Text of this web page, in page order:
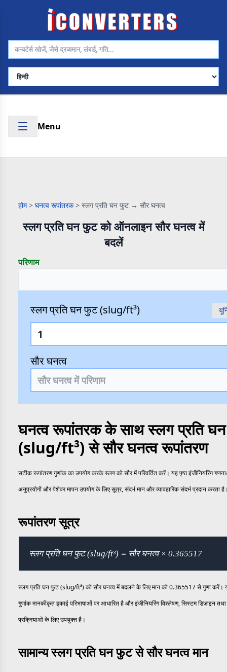
भाषा चुनें
Menu
होम > घनत्व रूपांतरक > स्लग प्रति घन फुट → सौर घनत्व
स्लग प्रति घन फुट को ऑनलाइन सौर घनत्व में
बदलें
परिणाम
स्लग प्रति घन फुट (slug/ft³)
सौर घनत्व
घनत्व रूपांतरक के साथ स्लग प्रति
(slug/ft³) से सौर घनत्व रूपांतरण
सटीक रूपांतरण गुणांक का उपयोग करके स्लग को सौर में परिवर्तित करें। यह पृष्ठ इंजीनियरिंग
अनुप्रयोगों और पेशेवर मापन उपयोग के लिए सूत्र, संदर्भ मान और व्यावहारिक संदर्भ प्रदान करता
रूपांतरण सूत्र
स्लग प्रति घन फुट (slug/ft³) = सौर घनत्व × 0.365517
स्लग प्रति घन फुट (slug/ft³) को सौर घनत्व में बदलने के लिए मान को 0.365517 से गुणा करें।
गुणांक मानकीकृत इकाई परिभाषाओं पर आधारित है और इंजीनियरिंग विश्लेषण, सिस्टम डिज़ाइन
प्रक्रियाओं के लिए उपयुक्त है।
सामान्य स्लग प्रति घन फुट से सौर घनत्व मान